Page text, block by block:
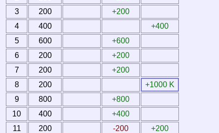
3
200
+200
4
400
+400
5
600
+600
6
200
+200
7
200
+200
8
200
+1000 K
9
800
+800
10
400
+400
11
200 -200
+200